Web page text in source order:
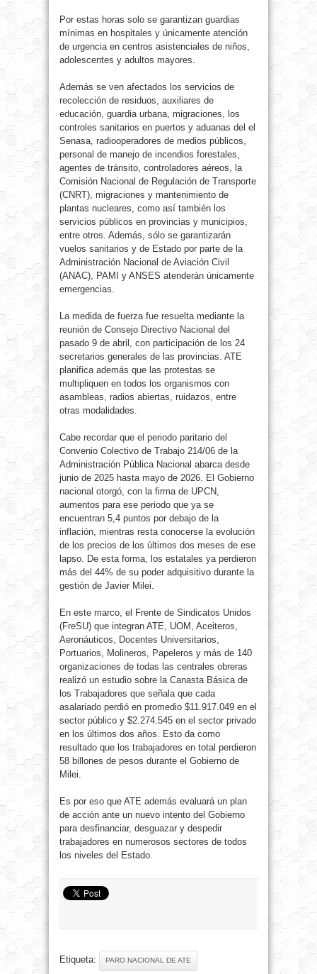
Por estas horas solo se garantizan guardias
mínimas en hospitales y únicamente atención
de urgencia en centros asistenciales de niños,
adolescentes y adultos mayores.
Además se ven afectados los servicios de
recolección de residuos, auxiliares de
educación, guardia urbana, migraciones, los
controles sanitarios en puertos y aduanas del el
Senasa, radiooperadores de medios públicos,
personal de manejo de incendios forestales,
agentes de tránsito, controladores aéreos, la
Comisión Nacional de Regulación de Transporte
(CNRT), migraciones y mantenimiento de
plantas nucleares, como así también los
servicios públicos en provincias y municipios,
entre otros. Además, sólo se garantizarán
vuelos sanitarios y de Estado por parte de la
Administración Nacional de Aviación Civil
(ANAC), PAMI y ANSES atenderán únicamente
emergencias.
La medida de fuerza fue resuelta mediante la
reunión de Consejo Directivo Nacional del
pasado 9 de abril, con participación de los 24
secretarios generales de las provincias. ATE
planifica además que las protestas se
multipliquen en todos los organismos con
asambleas, radios abiertas, ruidazos, entre
otras modalidades.
Cabe recordar que el periodo paritario del
Convenio Colectivo de Trabajo 214/06 de la
Administración Pública Nacional abarca desde
junio de 2025 hasta mayo de 2026. El Gobierno
nacional otorgó, con la firma de UPCN,
aumentos para ese periodo que ya se
encuentran 5,4 puntos por debajo de la
inflación, mientras resta conocerse la evolución
de los precios de los últimos dos meses de ese
lapso. De esta forma, los estatales ya perdieron
más del 44% de su poder adquisitivo durante la
gestión de Javier Milei.
En este marco, el Frente de Sindicatos Unidos
(FreSU) que integran ATE, UOM, Aceiteros,
Aeronáuticos, Docentes Universitarios,
Portuarios, Molineros, Papeleros y más de 140
organizaciones de todas las centrales obreras
realizó un estudio sobre la Canasta Básica de
los Trabajadores que señala que cada
asalariado perdió en promedio $11.917.049 en el
sector público y $2.274.545 en el sector privado
en los últimos dos años. Esto da como
resultado que los trabajadores en total perdieron
58 billones de pesos durante el Gobierno de
Milei.
Es por eso que ATE además evaluará un plan
de acción ante un nuevo intento del Gobierno
para desfinanciar, desguazar y despedir
trabajadores en numerosos sectores de todos
los niveles del Estado.
Etiqueta: PARO NACIONAL DE ATE